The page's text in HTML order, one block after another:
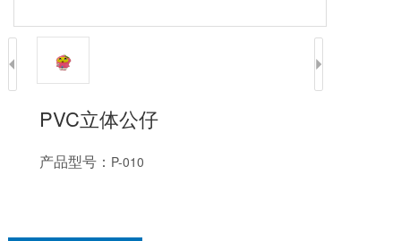
PVC立体公仔
产品型号： P-010